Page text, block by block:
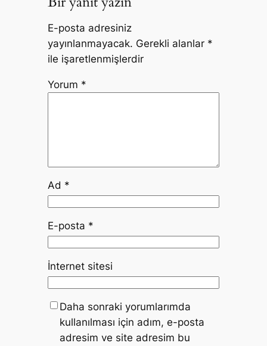
E-posta adresiniz
yayınlanmayacak. Gerekli alanlar *
ile işaretlenmişlerdir
Yorum *
Ad *
E-posta *
İnternet sitesi
Daha sonraki yorumlarımda
kullanılması için adım, e-posta
adresim ve site adresim bu